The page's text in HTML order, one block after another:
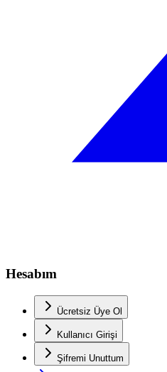
Hesabım
Ücretsiz Üye Ol
Kullanıcı Girişi
Şifremi Unuttum